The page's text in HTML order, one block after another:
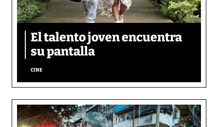
El talento joven encuentra
su pantalla​
CINE